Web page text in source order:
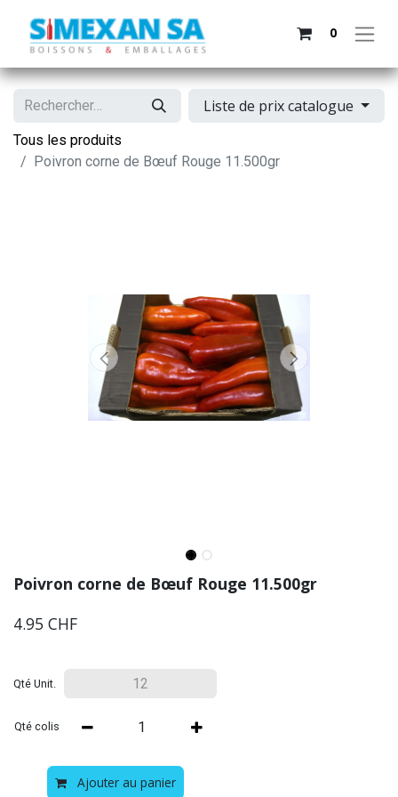
0
Liste de prix catalogue
Tous les produits
Poivron corne de Bœuf Rouge 11.500gr
Poivron corne de Bœuf Rouge 11.500gr
4.95 CHF
Qté Unit.
Qté colis
Ajouter au panier